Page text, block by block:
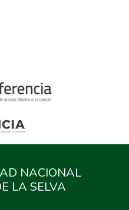
NACIONAL
LA SELVA